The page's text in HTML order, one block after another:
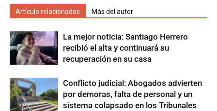
Artículo relacionados Más del autor
La mejor noticia: Santiago Herrero
recibió el alta y continuará su
recuperación en su casa
Conflicto judicial: Abogados advierten
por demoras, falta de personal y un
sistema colapsado en los Tribunales